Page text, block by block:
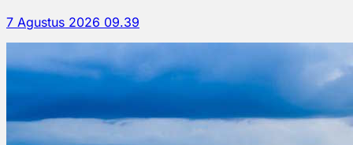
7 Agustus 2026 09.39